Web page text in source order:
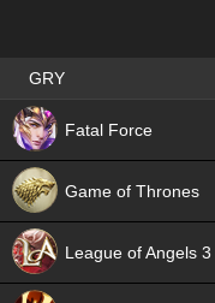
Best RPG games in Poland
GRY
Fatal Force
Game of Thrones
League of Angels 3